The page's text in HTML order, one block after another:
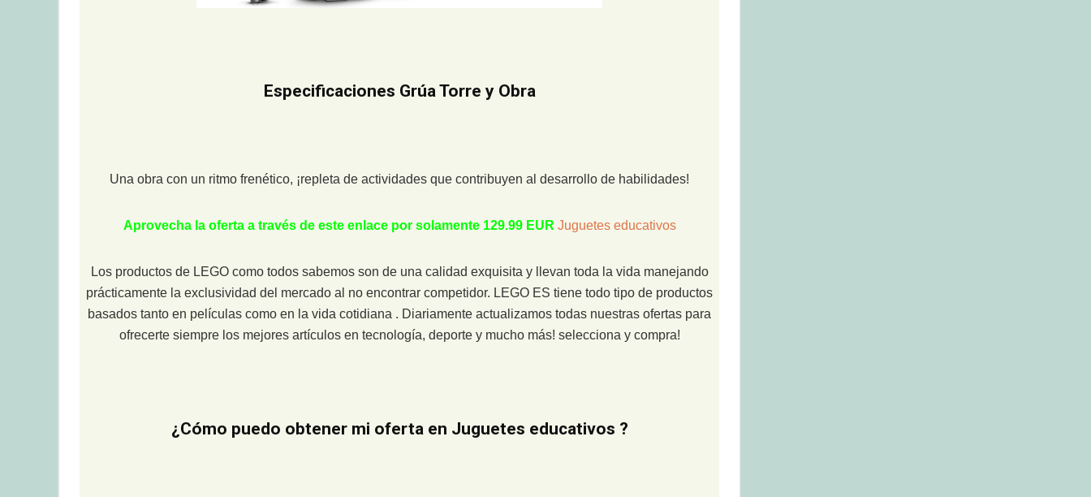
Especificaciones Grúa Torre y Obra
Una obra con un ritmo frenético, ¡repleta de actividades que contribuyen al desarrollo de habilidades!
Aprovecha la oferta a través de este enlace por solamente 129.99 EUR Juguetes educativos
Los productos de LEGO como todos sabemos son de una calidad exquisita y llevan toda la vida manejando
prácticamente la exclusividad del mercado al no encontrar competidor. LEGO ES tiene todo tipo de productos
basados tanto en películas como en la vida cotidiana . Diariamente actualizamos todas nuestras ofertas para
ofrecerte siempre los mejores artículos en tecnología, deporte y mucho más! selecciona y compra!
¿Cómo puedo obtener mi oferta en Juguetes educativos ?